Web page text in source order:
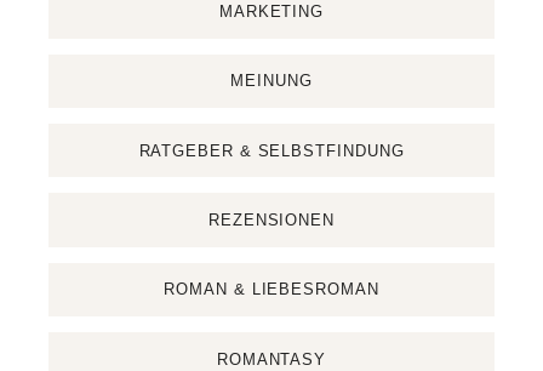
MARKETING
MEINUNG
RATGEBER & SELBSTFINDUNG
REZENSIONEN
ROMAN & LIEBESROMAN
ROMANTASY